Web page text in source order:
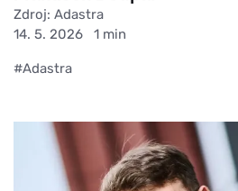
Zdroj: Adastra
14. 5. 2026
1 min
#Adastra